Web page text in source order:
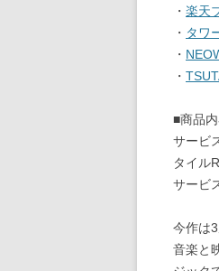
・ 楽天
・ タワ
・
・
■商品
サービ
タイル
サービ
今作は
音楽と